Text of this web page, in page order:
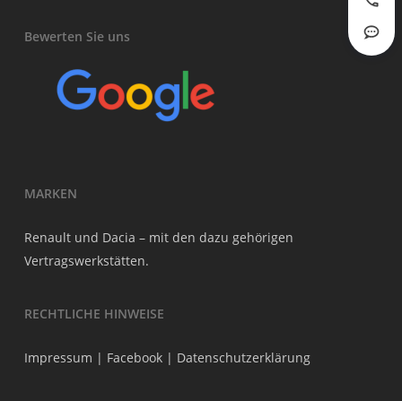
Bewerten Sie uns
MARKEN
Renault und Dacia – mit den dazu gehörigen
Vertragswerkstätten.
RECHTLICHE HINWEISE
Impressum | Facebook| Datenschutzerklärung
Jetzt